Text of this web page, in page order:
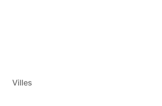
Villes